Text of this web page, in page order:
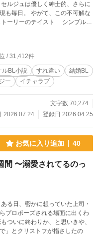
ルジュは優しく紳士的、さらに
も毎日。 やがて、この不可解な
★★★★☆ 明るい ★★★★
が世間知らず。 セルジュ……有
学生時代から人気だった。メル
接点はなかった。妹リディがい
こと。 リヴィエール……セルジ
ンゾ……メルヴァンが縁談を頼
/ 31,412件
ルBL小説 すれ違い
結婚BL
ー イチャラブ
文字数 70,274
2026.07.24
登録日 2026.04.25
お気に入り追加 40
間 〜溺愛されてるのっ
る日、密かに想っていた上司・
プロポーズされる場面に出くわ
ついに終わりか、と思いきや、
」とクリストフが指さしたの